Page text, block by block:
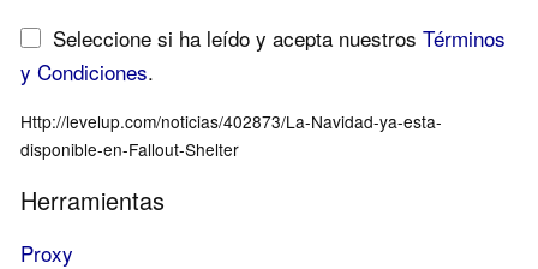
Seleccione si ha leído y acepta nuestrosTérminos
y Condiciones.
Http://levelup.com/noticias/402873/La-Navidad-ya-esta-
disponible-en-Fallout-Shelter
Herramientas
Proxy